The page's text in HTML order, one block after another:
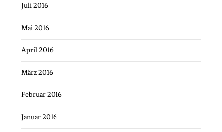
Juli 2016
Mai 2016
April 2016
März 2016
Februar 2016
Januar 2016